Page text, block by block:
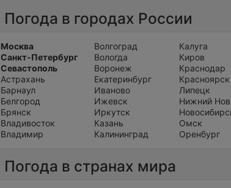
Погода в городах России
Москва
Санкт-Петербург
Севастополь
Астрахань
Барнаул
Белгород
Брянск
Владивосток
Владимир
Волгоград
Вологда
Воронеж
Екатеринбург
Иваново
Ижевск
Иркутск
Казань
Калининград
Калуга
Киров
Краснодар
Красноярск
Липецк
Нижний
Омск
Оренбург
Погода в странах мира